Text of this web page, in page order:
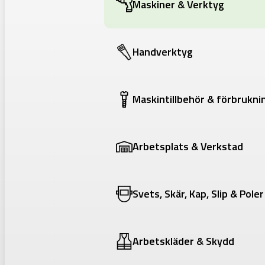
Maskiner & Verktyg
Handverktyg
Maskintillbehör &
Arbetsplats & Verkstad
Svets, Skär, Kap, Slip & Poler
Arbetskläder & Skydd